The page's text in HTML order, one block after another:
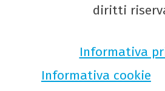
diritti
Informativa
Informativa cookie